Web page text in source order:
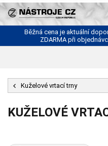
Běžná cena je aktuální
ZDARMA při
Kuželové vrtací trny
KUŽELOVÉ